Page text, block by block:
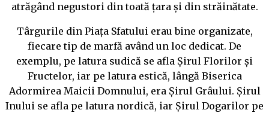
atrăgând negustori din toată țara și din străinătate.
Târgurile din Piața Sfatului erau bine organizate,
fiecare tip de marfă având un loc dedicat. De
exemplu, pe latura sudică se afla Șirul Florilor și
Fructelor, iar pe latura estică, lângă Biserica
Adormirea Maicii Domnului, era Șirul Grâului. Șirul
Inului se afla pe latura nordică, iar Șirul Dogarilor pe